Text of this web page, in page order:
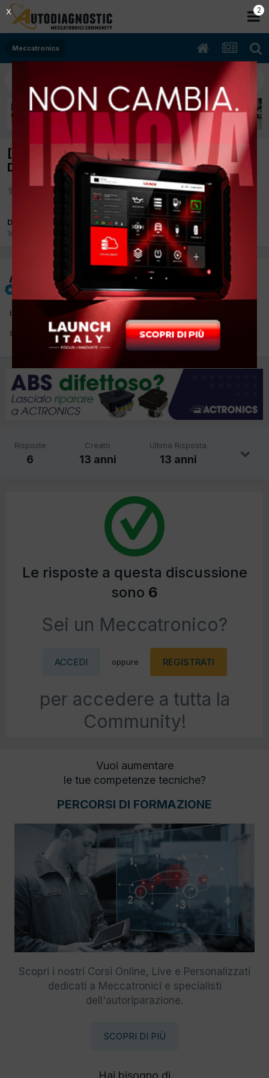
Meccatronica
[audi a4 09/2012 1.9tdicc xxxxx xxxKw
Diesel] vano batteria
Da dino
18 Settembre 2012
Meccatronica
dino
Inviato18 Settembre 2012
buona sera
sapreste indicarmi il vano batteria su questa macchina dove?
Risposte
6
Creato
13 anni
Ultima Risposta
13 anni
Le risposte a questa discussione
sono 6
Sei un Meccatronico?
ACCEDI oppure REGISTRATI
per accedere a tutta la
Community!
Vuoi aumentare
le tue competenze tecniche?
PERCORSI DI FORMAZIONE
Scopri i nostri Corsi Online, Live e Personalizzati
dedicati a Meccatronici e specialisti
dell'autoriparazione.
SCOPRI DI PIÙ
2
X